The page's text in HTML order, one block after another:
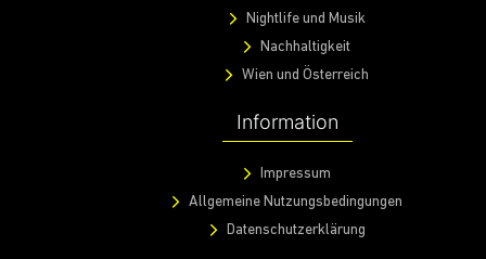
Nightlife und Musik
Nachhaltigkeit
Wien und Österreich
Information
Impressum
Allgemeine Nutzungsbedingungen
Datenschutzerklärung